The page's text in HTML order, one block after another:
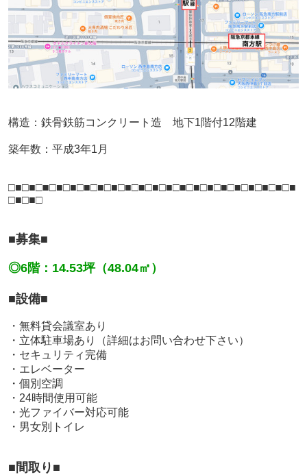
構造：鉄骨鉄筋コンクリート造 地下1階付12階建
築年数：平成3年1月
□■□■□■□■□■□■□■□■□■□■□■□■□■□■□■□■□■□■□■□■□■
□■□■□
■募集■
◎6階：14.53坪（48.04㎡）
■設備■
・無料貸会議室あり
・立体駐車場あり（詳細はお問い合わせ下さい）
・セキュリティ完備
・エレベーター
・個別空調
・24時間使用可能
・光ファイバー対応可能
・男女別トイレ
■間取り■